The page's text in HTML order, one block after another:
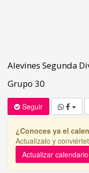
Alevines Segunda
Grupo 30
Seguir
¿Conoces ya el
Actualízalo y
Actualizar calendario